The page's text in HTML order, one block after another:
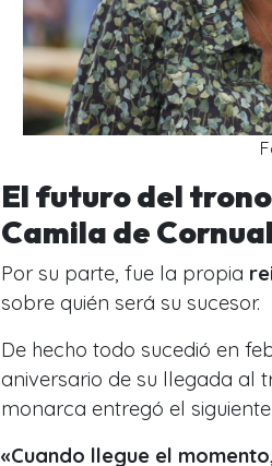
El futuro del
Camila de
Por su parte, fue la propia
sobre quién será su sucesor.
De hecho todo sucedió en
aniversario de su llegada al
monarca entregó el
«Cuando llegue el